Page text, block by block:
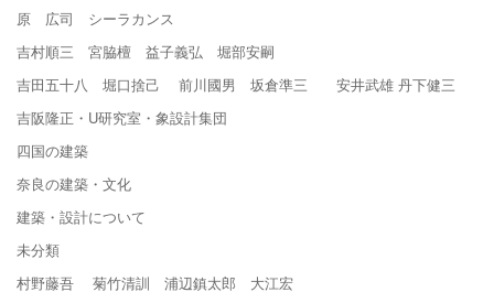
原 広司 シーラカンス
吉村順三 宮脇檀 益子義弘 堀部安嗣
吉田五十八 堀口捨己 前川國男 坂倉準三 安井武雄 丹下健三
吉阪隆正・U研究室・象設計集団
四国の建築
奈良の建築・文化
建築・設計について
未分類
村野藤吾 菊竹清訓 浦辺鎮太郎 大江宏